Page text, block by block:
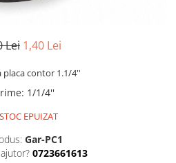
Lei 1,40 Lei
placa contor 1.1/4''
: 1/1/4''
STOC EPUIZAT
Gar-PC1
0723661613